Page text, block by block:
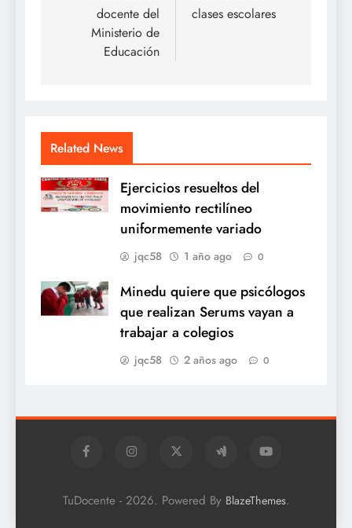
docente del
Ministerio de
Educación
clases escolares
Related News
Ejercicios resueltos del
movimiento rectilíneo
uniformemente variado
jqc58 1 año ago 0
Minedu quiere que psicólogos
que realizan Serums vayan a
trabajar a colegios
jqc58 2 años ago 0
TuDocente - 2026. Powered By BlazeThemes.